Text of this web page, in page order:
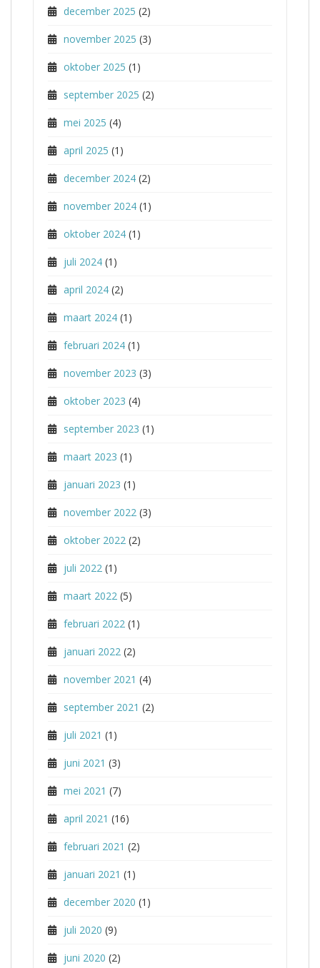
december 2025 (2)
november 2025 (3)
oktober 2025 (1)
september 2025 (2)
mei 2025 (4)
april 2025 (1)
december 2024 (2)
november 2024 (1)
oktober 2024 (1)
juli 2024 (1)
april 2024 (2)
maart 2024 (1)
februari 2024 (1)
november 2023 (3)
oktober 2023 (4)
september 2023 (1)
maart 2023 (1)
januari 2023 (1)
november 2022 (3)
oktober 2022 (2)
juli 2022 (1)
maart 2022 (5)
februari 2022 (1)
januari 2022 (2)
november 2021 (4)
september 2021 (2)
juli 2021 (1)
juni 2021 (3)
mei 2021 (7)
april 2021 (16)
februari 2021 (2)
januari 2021 (1)
december 2020 (1)
juli 2020 (9)
juni 2020 (2)